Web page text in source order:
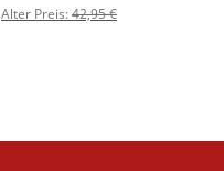
Alter Preis:42,95 €